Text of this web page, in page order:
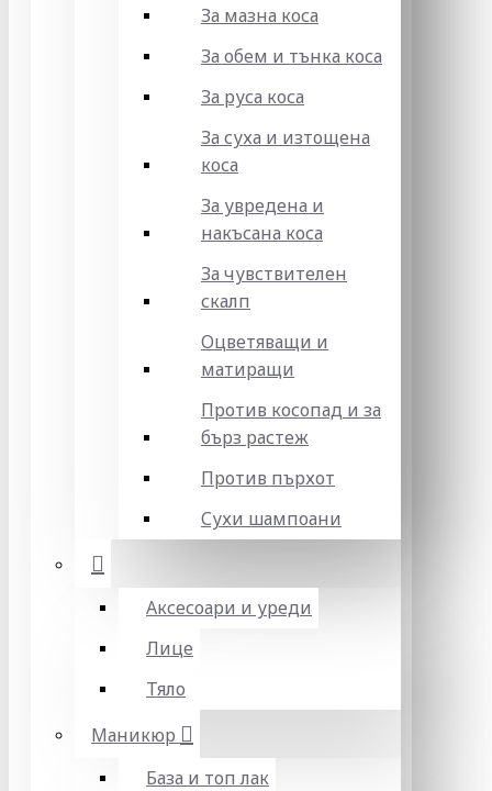
За мазна коса
За обем и тънка коса
За руса коса
За суха и изтощена
коса
За увредена и
накъсана коса
За чувствителен
скалп
Оцветяващи и
матиращи
Против косопад и за
бърз растеж
Против пърхот
Сухи шампоани
Аксесоари и уреди
Лице
Тяло
Маникюр
База и топ лак